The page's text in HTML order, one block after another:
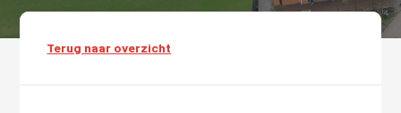
Terug naar overzicht